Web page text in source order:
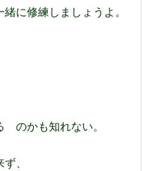
に修練しましょうよ。
のかも知れない。
、